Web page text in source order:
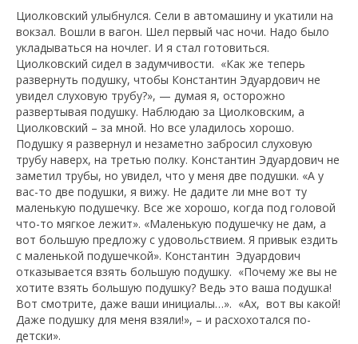
Циолковский улыбнулся. Сели в автомашину и укатили на
вокзал. Вошли в вагон. Шел первый час ночи. Надо было
укладываться на ночлег. И я стал готовиться.
Циолковский сидел в задумчивости. «Как же теперь
развернуть подушку, чтобы Константин Эдуардович не
увидел слуховую трубу?», — думая я, осторожно
развертывая подушку. Наблюдаю за Циолковским, а
Циолковский – за мной. Но все уладилось хорошо.
Подушку я развернул и незаметно забросил слуховую
трубу наверх, на третью полку. Константин Эдуардович не
заметил трубы, но увидел, что у меня две подушки. «А у
вас-то две подушки, я вижу. Не дадите ли мне вот ту
маленькую подушечку. Все же хорошо, когда под головой
что-то мягкое лежит». «Маленькую подушечку не дам, а
вот большую предложу с удовольствием. Я привык ездить
с маленькой подушечкой». Константин Эдуардович
отказывается взять большую подушку. «Почему же вы не
хотите взять большую подушку? Ведь это ваша подушка!
Вот смотрите, даже ваши инициалы…». «Ах, вот вы какой!
Даже подушку для меня взяли!», – и расхохотался по-
детски».